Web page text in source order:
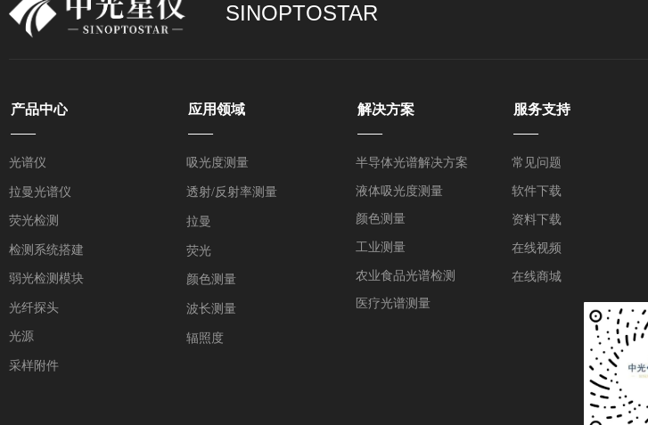
光谱仪
拉曼光谱仪
荧光检测
检测系统搭建
弱光检测模块
光纤探头
光源
采样附件
产品中心
——
吸光度测量
透射/反射率测量
拉曼
荧光
颜色测量
波长测量
辐照度
应用领域
——
SINOPTOSTAR
半导体光谱解决方案
液体吸光度测量
颜色测量
工业测量
农业食品光谱检测
医疗光谱测量
解决方案
——
常见问题
软件下载
资料下载
在线视频
在线商城
服务支持
——